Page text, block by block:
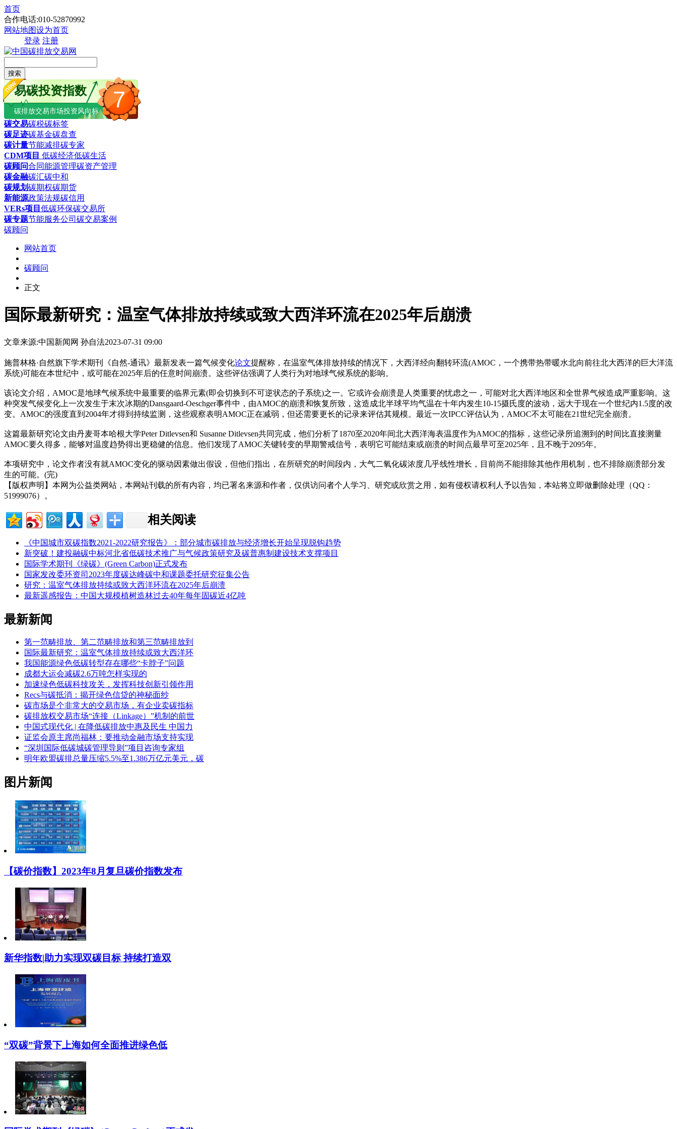
首页
合作电话:010-52870992
网站地图设为首页
登录 注册
搜索
7
易碳投资指数
碳排放交易市场投资风向标
碳交易碳税碳标签
碳足迹碳基金碳盘查
碳计量节能减排碳专家
CDM项目 低碳经济低碳生活
碳顾问合同能源管理碳资产管理
碳金融碳汇碳中和
碳规划碳期权碳期货
新能源政策法规碳信用
VERs项目 低碳环保碳交易所
碳专题节能服务公司 碳交易案例
碳顾问
网站首页
碳顾问
正文
国际最新研究：温室气体排放持续或致大西洋环流在2025年后崩溃
文章来源:中国新闻网 孙自法2023-07-31 09:00
施普林格·自然旗下学术期刊《自然-通讯》最新发表一篇气候变化论文提醒称，在温室气体排放持续的情况下，大西洋经向翻转环流(AMOC，一个携带热带暖水北向前往北大西洋的巨大洋流
系统)可能在本世纪中，或可能在2025年后的任意时间崩溃。这些评估强调了人类行为对地球气候系统的影响。
该论文介绍，AMOC是地球气候系统中最重要的临界元素(即会切换到不可逆状态的子系统)之一。它或许会崩溃是人类重要的忧虑之一，可能对北大西洋地区和全世界气候造成严重影响。这
种突发气候变化上一次发生于末次冰期的Dansgaard-Oeschger事件中，由AMOC的崩溃和恢复所致，这造成北半球平均气温在十年内发生10-15摄氏度的波动，远大于现在一个世纪内1.5度的改
变。AMOC的强度直到2004年才得到持续监测，这些观察表明AMOC正在减弱，但还需要更长的记录来评估其规模。最近一次IPCC评估认为，AMOC不太可能在21世纪完全崩溃。
这篇最新研究论文由丹麦哥本哈根大学Peter Ditlevsen和 Susanne Ditlevsen共同完成，他们分析了1870至2020年间北大西洋海表温度作为AMOC的指标，这些记录所追溯到的时间比直接测量
AMOC要久得多，能够对温度趋势得出更稳健的信息。他们发现了AMOC关键转变的早期警戒信号，表明它可能结束或崩溃的时间点最早可至2025年，且不晚于2095年。
本项研究中，论文作者没有就AMOC变化的驱动因素做出假设，但他们指出，在所研究的时间段内，大气二氧化碳浓度几乎线性增长，目前尚不能排除其他作用机制，也不排除崩溃部分发
生的可能。(完)
【版权声明】本网为公益类网站，本网站刊载的所有内容，均已署名来源和作者，仅供访问者个人学习、研究或欣赏之用，如有侵权请权利人予以告知，本站将立即做删除处理（QQ：
51999076）。
相关阅读
《中国城市双碳指数2021-2022研究报告》：部分城市碳排放与经济增长开始呈现脱钩趋势
新突破！建投融碳中标河北省低碳技术推广与气候政策研究及碳普惠制建设技术支撑项目
国际学术期刊《绿碳》(Green Carbon)正式发布
国家发改委环资司2023年度碳达峰碳中和课题委托研究征集公告
研究：温室气体排放持续或致大西洋环流在2025年后崩溃
最新遥感报告：中国大规模植树造林过去40年每年固碳近4亿吨
最新新闻
第一范畴排放、第二范畴排放和第三范畴排放到
国际最新研究：温室气体排放持续或致大西洋环
我国能源绿色低碳转型存在哪些“卡脖子”问题
成都大运会减碳2.6万吨怎样实现的
加速绿色低碳科技攻关，发挥科技创新引领作用
Recs与碳抵消：揭开绿色信贷的神秘面纱
碳市场是个非常大的交易市场，有企业卖碳指标
碳排放权交易市场“连接（Linkage）”机制的前世
中国式现代化 | 在降低碳排放中惠及民生 中国力
证监会原主席尚福林：要推动金融市场支持实现
“深圳国际低碳城碳管理导则”项目咨询专家组
明年欧盟碳排总量压缩5.5%至1.386万亿元美元，碳
图片新闻
【碳价指数】2023年8月复旦碳价指数发布
新华指数|助力实现双碳目标 持续打造双
“双碳”背景下上海如何全面推进绿色低